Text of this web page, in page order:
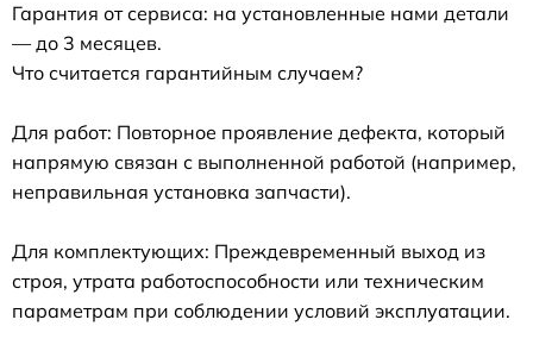
Гарантия от сервиса: на установленные нами детали
— до 3 месяцев.
Что считается гарантийным случаем?
Для работ: Повторное проявление дефекта, который
напрямую связан с выполненной работой (например,
неправильная установка запчасти).
Для комплектующих: Преждевременный выход из
строя, утрата работоспособности или техническим
параметрам при соблюдении условий эксплуатации.